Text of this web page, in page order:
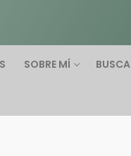
SOBRE MÍ BUSCA